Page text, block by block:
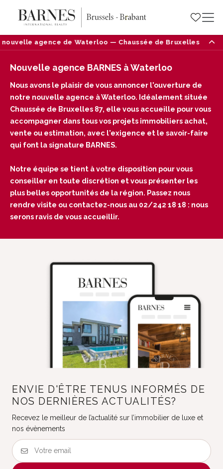
agence de Waterloo — Chaussée de Bruxelles 87,
Nouvelle agence BARNES à Waterloo
Nous avons le plaisir de vous annoncer l'ouverture de
notre nouvelle agence à Waterloo. Idéalement située
Chaussée de Bruxelles 87, elle vous accueille pour vous
accompagner dans tous vos projets immobiliers achat,
vente ou estimation, avec l'exigence et le savoir-faire
qui font la signature BARNES.
Notre équipe se tient à votre disposition pour vous
conseiller en toute discrétion et vous présenter les
plus belles opportunités de la région. Passez nous
rendre visite ou contactez-nous au 02/242 18 18 : nous
serons ravis de vous accueillir.
ENVIE D'ÊTRE TENUS INFORMÉS DE
NOS DERNIÈRES ACTUALITÉS?
Recevez le meilleur de l’actualité sur l’immobilier de luxe et
nos évènements